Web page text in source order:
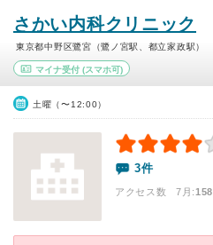
さかい内科クリニック
東京都中野区鷺宮（鷺ノ宮駅、都立家政駅）
マイナ受付 (スマホ可)
土曜（〜12:00）
3件
アクセス数 7月:158